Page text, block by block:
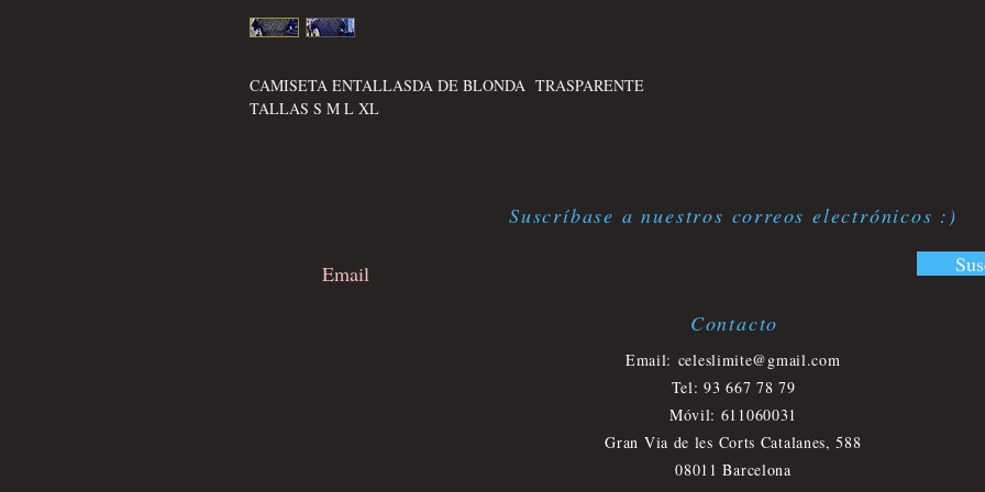
CAMISETA ENTALLASDA DE BLONDA TRASPARENTE
TALLAS S M L XL
Suscríbase a nuestros correos electrónicos :)
Contacto
Email: celeslimite@gmail.com
Tel: 93 667 78 79
Móvil: 611060031
Gran Via de les Corts Catalanes, 588
08011 Barcelona